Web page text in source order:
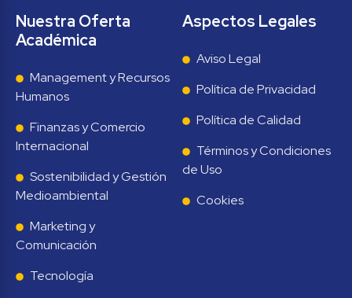
Nuestra Oferta
Académica
Management y Recursos
Humanos
Finanzas y Comercio
Internacional
Sostenibilidad y Gestión
Medioambiental
Marketing y
Comunicación
Tecnología
Aspectos Legales
Aviso Legal
Política de Privacidad
Política de Calidad
Términos y Condiciones
de Uso
Cookies